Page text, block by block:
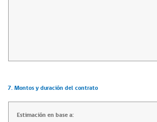
7. Montos y duración del contrato
Estimación en base a: